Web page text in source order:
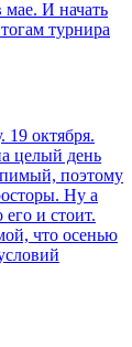
мае. И начать
турнира
19 октября.
целый день
поэтому
Ну а
его и стоит.
что осенью